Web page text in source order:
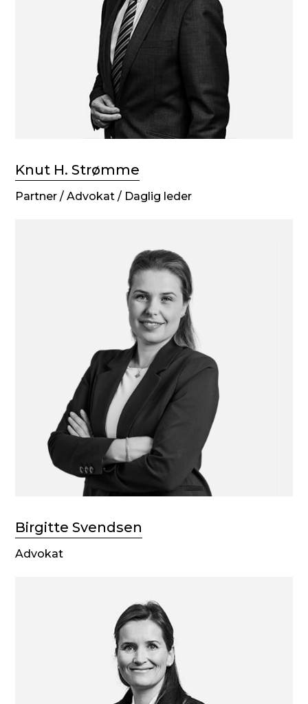
Knut H. Strømme
Partner / Advokat / Daglig leder
Birgitte Svendsen
Advokat